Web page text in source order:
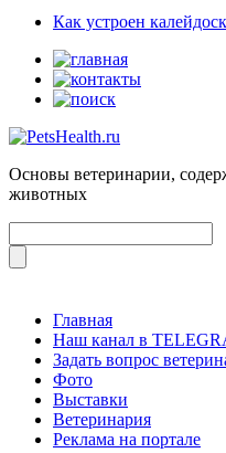
Как устроен
Основы ветеринарии,
животных
Главная
Наш канал в
Задать вопрос
Фото
Выставки
Ветеринария
Реклама на портале